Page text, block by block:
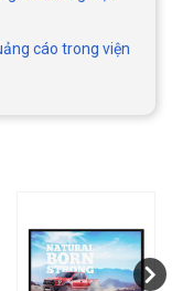
cáo trong viện